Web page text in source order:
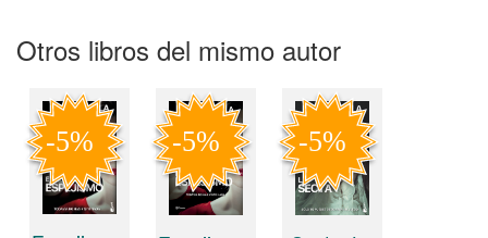
Otros libros del mismo autor